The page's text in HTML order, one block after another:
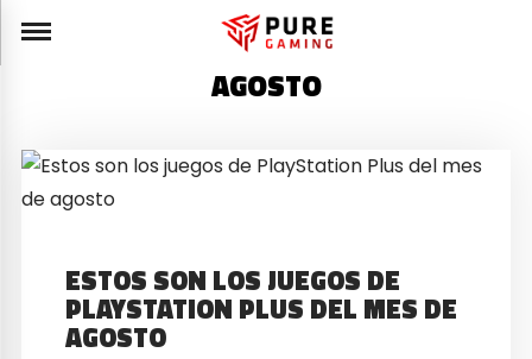
AGOSTO
ESTOS SON LOS JUEGOS DE
PLAYSTATION PLUS DEL MES DE
AGOSTO